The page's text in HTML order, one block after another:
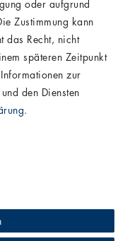
oder aufgrund
Zustimmung kann
das Recht, nicht
späteren Zeitpunkt
zur
den Diensten
.